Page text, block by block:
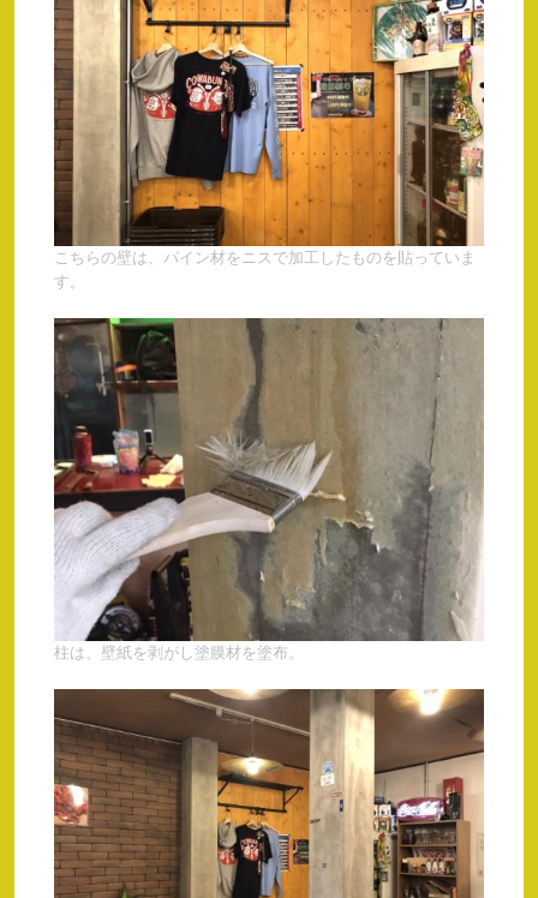
こちらの壁は、パイン材をニスで加工したものを貼っていま
す。
柱は、壁紙を剥がし塗膜材を塗布。